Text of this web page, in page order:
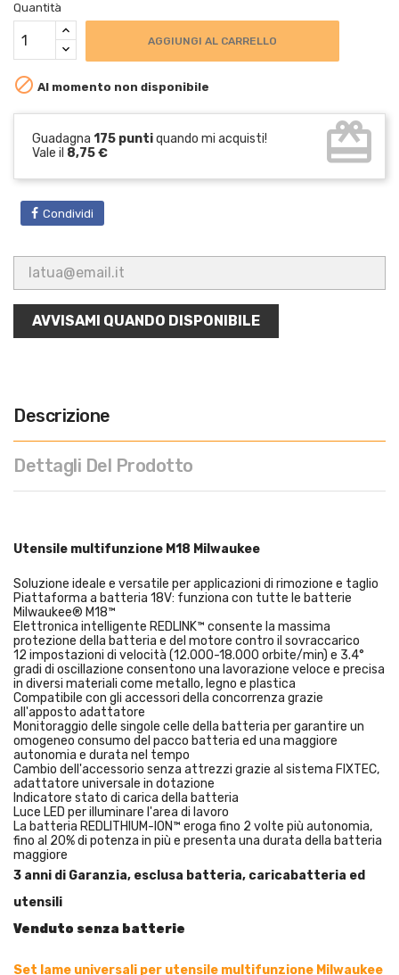
Quantità
AGGIUNGI AL CARRELLO
 Al momento non disponibile
Guadagna 175 puntiquando mi acquisti!
Vale il 8,75 € card_giftcard
Condividi
AVVISAMI QUANDO DISPONIBILE
Descrizione
Dettagli Del Prodotto
Utensile multifunzione M18 Milwaukee
Soluzione ideale e versatile per applicazioni di rimozione e taglio
Piattaforma a batteria 18V: funziona con tutte le batterie
Milwaukee® M18™
Elettronica intelligente REDLINK™ consente la massima
protezione della batteria e del motore contro il sovraccarico
12 impostazioni di velocità (12.000-18.000 orbite/min) e 3.4°
gradi di oscillazione consentono una lavorazione veloce e precisa
in diversi materiali come metallo, legno e plastica
Compatibile con gli accessori della concorrenza grazie
all'apposto adattatore
Monitoraggio delle singole celle della batteria per garantire un
omogeneo consumo del pacco batteria ed una maggiore
autonomia e durata nel tempo
Cambio dell'accessorio senza attrezzi grazie al sistema FIXTEC,
adattatore universale in dotazione
Indicatore stato di carica della batteria
Luce LED per illuminare l'area di lavoro
La batteria REDLITHIUM-ION™ eroga fino 2 volte più autonomia,
fino al 20% di potenza in più e presenta una durata della batteria
maggiore
3 anni di Garanzia, esclusa batteria, caricabatteria ed
utensili
Venduto senza batterie
Set lame universali per utensile multifunzione Milwaukee